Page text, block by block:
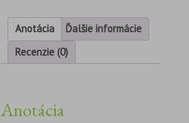
Anotácia
Ďalšie informácie
Recenzie (0)
Anotácia